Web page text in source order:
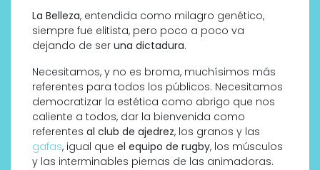
La Belleza, entendida como milagro genético,
siempre fue elitista, pero poco a poco va
dejando de ser una dictadura.
Necesitamos, y no es broma, muchísimos más
referentes para todos los públicos. Necesitamos
democratizar la estética como abrigo que nos
caliente a todos, dar la bienvenida como
referentes al club de ajedrez, los granos y las
gafas, igual que el equipo de rugby, los músculos
y las interminables piernas de las animadoras.